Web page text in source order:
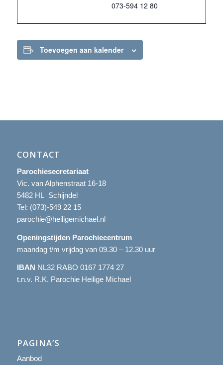
073-594 12 80
Toevoegen aan kalender
CONTACT
Parochiesecretariaat
Vic. van Alphenstraat 16-18
5482 HL Schijndel
Tel: (073)-549 22 15
parochie@heiligemichael.nl
Openingstijden Parochiecentrum
maandag t/m vrijdag van 09.30 – 12.30 uur
IBAN NL32 RABO 0167 1774 27
t.n.v. R.K. Parochie Heilige Michael
PAGINA’S
Aanbod